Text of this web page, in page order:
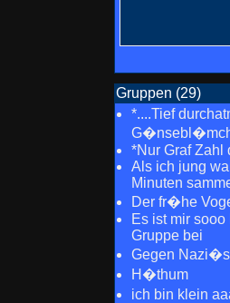
Gruppen (29)
*....Tief
*Nur Graf Zahl
Als ich jung
Minuten
Der fr�he
Es ist mir
Gruppe bei
Gegen Nazi�s
H�thum
ich bin klein